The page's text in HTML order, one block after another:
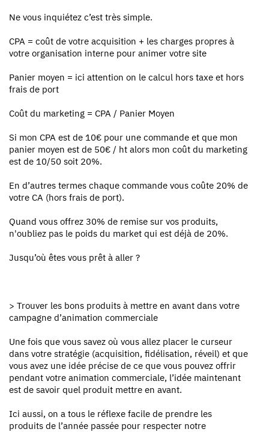
Ne vous inquiétez c’est très simple.
CPA = coût de votre acquisition + les charges propres à
votre organisation interne pour animer votre site
Panier moyen = ici attention on le calcul hors taxe et hors
frais de port
Coût du marketing = CPA / Panier Moyen
Si mon CPA est de 10€ pour une commande et que mon
panier moyen est de 50€ / ht alors mon coût du marketing
est de 10/50 soit 20%.
En d’autres termes chaque commande vous coûte 20% de
votre CA (hors frais de port).
Quand vous offrez 30% de remise sur vos produits,
n'oubliez pas le poids du market qui est déjà de 20%.
Jusqu’où êtes vous prêt à aller ?
> Trouver les bons produits à mettre en avant dans votre
campagne d’animation commerciale
Une fois que vous savez où vous allez placer le curseur
dans votre stratégie (acquisition, fidélisation, réveil) et que
vous avez une idée précise de ce que vous pouvez offrir
pendant votre animation commerciale, l’idée maintenant
est de savoir quel produit mettre en avant.
Ici aussi, on a tous le réflexe facile de prendre les
produits de l’année passée pour respecter notre